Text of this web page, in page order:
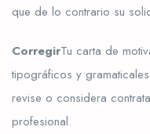
que de lo contrario su
CorregirTu carta de
tipográficos y
revise o considera
profesional.